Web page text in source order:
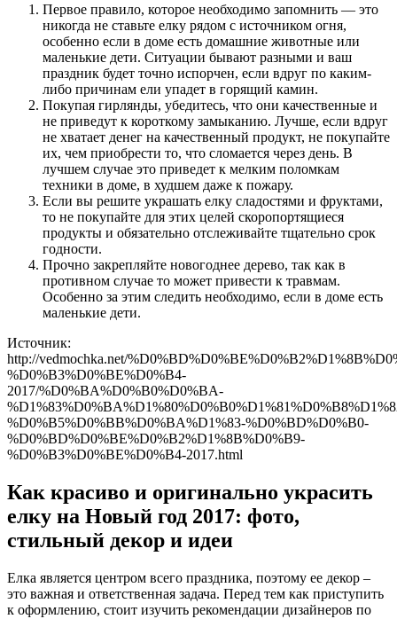
Первое правило, которое необходимо запомнить — это
никогда не ставьте елку рядом с источником огня,
особенно если в доме есть домашние животные или
маленькие дети. Ситуации бывают разными и ваш
праздник будет точно испорчен, если вдруг по каким-
либо причинам ели упадет в горящий камин.
Покупая гирлянды, убедитесь, что они качественные и
не приведут к короткому замыканию. Лучше, если вдруг
не хватает денег на качественный продукт, не покупайте
их, чем приобрести то, что сломается через день. В
лучшем случае это приведет к мелким поломкам
техники в доме, в худшем даже к пожару.
Если вы решите украшать елку сладостями и фруктами,
то не покупайте для этих целей скоропортящиеся
продукты и обязательно отслеживайте тщательно срок
годности.
Прочно закрепляйте новогоднее дерево, так как в
противном случае то может привести к травмам.
Особенно за этим следить необходимо, если в доме есть
маленькие дети.
Источник:
http://vedmochka.net/
%D0%B3%D0%BE%D0%B4-
2017/%D0%BA%D0%B0%D0%BA-
%D0%B5%D0%BB%D0%BA%D1%83-%D0%BD%D0%B0-
%D0%BD%D0%BE%D0%B2%D1%8B%D0%B9-
%D0%B3%D0%BE%D0%B4-2017.html
Как красиво и оригинально украсить
елку на Новый год 2017: фото,
стильный декор и идеи
Елка является центром всего праздника, поэтому ее декор –
это важная и ответственная задача. Перед тем как приступить
к оформлению, стоит изучить рекомендации дизайнеров по